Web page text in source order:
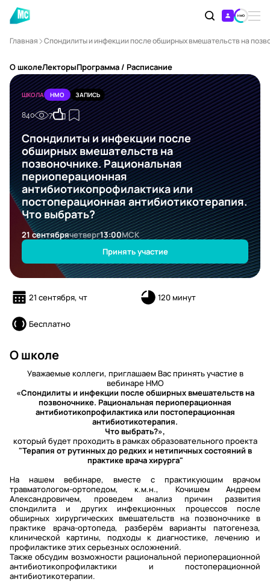
Главная Спондилиты и инфекции после обширных вмешательств на
О школеЛекторыПрограмма / Расписание
ШКОЛА НМО ЗАПИСЬ
840 7
Спондилиты и инфекции после
обширных вмешательств на
позвоночнике. Рациональная
периоперационная
антибиотикопрофилактика или
постоперационная антибиотикотерапия.
Что выбрать?
21 сентябрячетверг13:00МСК
Принять участие
21 сентября, чт 120 минут
Бесплатно
О школе
Уважаемые коллеги, приглашаем Вас принять участие в
вебинаре НМО
«Спондилиты и инфекции после обширных вмешательств на
позвоночнике. Рациональная периоперационная
антибиотикопрофилактика или постоперационная
антибиотикотерапия.
Что выбрать?»,
который будет проходить в рамках образовательного проекта
"Терапия от рутинных до редких и нетипичных состояний в
практике врача хирурга"
На нашем вебинаре, вместе с практикующим врачом
травматологом-ортопедом, к.м.н., Кочишем Андреем
Александровичем, проведем анализ причин развития
спондилита и других инфекционных процессов после
обширных хирургических вмешательств на позвоночнике в
практике врача-ортопеда, разберём варианты патогенеза,
клинической картины, подходы к диагностике, лечению и
профилактике этих серьезных осложнений.
Также обсудим возможности рациональной периоперационной
антибиотикопрофилактики и постоперационной
антибиотикотерапии.